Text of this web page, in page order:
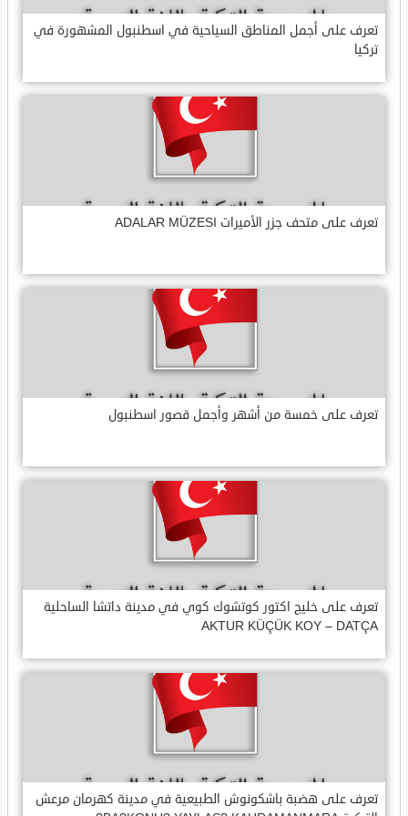
تعرف على أجمل المناطق السياحية في اسطنبول المشهورة في
تركيا
تعرف على متحف جزر الأميرات ADALAR MÜZESI
تعرف على خمسة من أشهر وأجمل قصور اسطنبول
تعرف على خليج اكتور كوتشوك كوي في مدينة داتشا الساحلية
AKTUR KÜÇÜK KOY – DATÇA
تعرف على هضبة باشكونوش الطبيعية في مدينة كهرمان مرعش